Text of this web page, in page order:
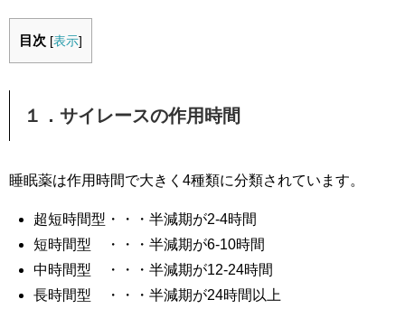
目次 [表示]
１．サイレースの作用時間
睡眠薬は作用時間で大きく4種類に分類されています。
超短時間型・・・半減期が2-4時間
短時間型 ・・・半減期が6-10時間
中時間型 ・・・半減期が12-24時間
長時間型 ・・・半減期が24時間以上